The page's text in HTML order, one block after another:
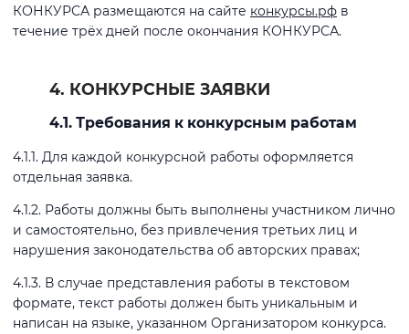
КОНКУРСА размещаются на сайте конкурсы.рф в
течение трёх дней после окончания КОНКУРСА.
4. КОНКУРСНЫЕ ЗАЯВКИ
4.1. Требования к конкурсным работам
4.1.1. Для каждой конкурсной работы оформляется
отдельная заявка.
4.1.2. Работы должны быть выполнены участником лично
и самостоятельно, без привлечения третьих лиц и
нарушения законодательства об авторских правах;
4.1.3. В случае представления работы в текстовом
формате, текст работы должен быть уникальным и
написан на языке, указанном Организатором конкурса.